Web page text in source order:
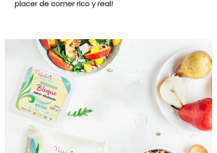
placer de comer rico y real!